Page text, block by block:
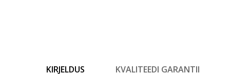
KIRJELDUS KVALITEEDI GARANTII